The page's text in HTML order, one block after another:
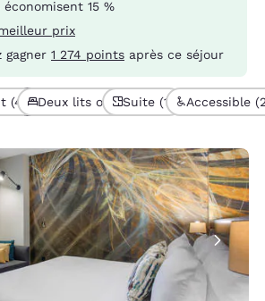
15 %
prix
gagner 1 274 points après ce séjour
(7)
(4) Deux lits ou plus (3)
Suite (1) Accessible